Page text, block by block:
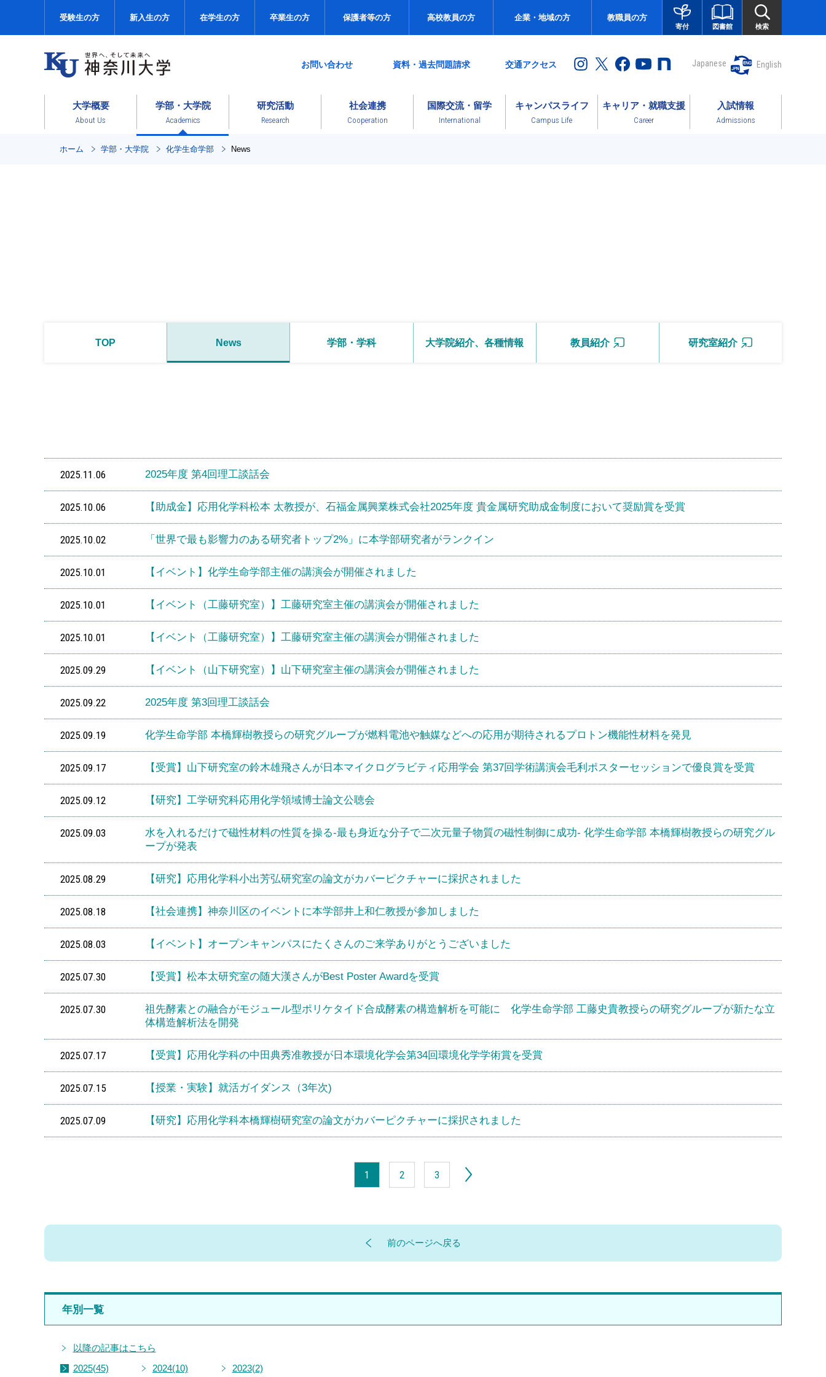
受験生の方 新入生の方 在学生の方 卒業生の方 保護者等の方 高校教員の方 企業・地域の方 教職員の方
寄付 図書館 検索
お問い合わせ 資料・過去問題請求 交通アクセス Japanese English
大学概要
About Us
学部・大学院
Academics
研究活動
Research
社会連携
Cooperation
国際交流・留学
International
キャンパスライフ
Campus Life
キャリア・就職支援
Career
入試情報
Admissions
ホーム 学部・大学院 化学生命学部 News
TOP News 学部・学科 大学院紹介、各種情報 教員紹介 研究室紹介
2025.11.06 2025年度 第4回理工談話会
2025.10.06 【助成金】応用化学科松本 太教授が、石福金属興業株式会社2025年度 貴金属研究助成金制度において奨励賞を受賞
2025.10.02 「世界で最も影響力のある研究者トップ2%」に本学部研究者がランクイン
2025.10.01 【イベント】化学生命学部主催の講演会が開催されました
2025.10.01 【イベント（工藤研究室）】工藤研究室主催の講演会が開催されました
2025.10.01 【イベント（工藤研究室）】工藤研究室主催の講演会が開催されました
2025.09.29 【イベント（山下研究室）】山下研究室主催の講演会が開催されました
2025.09.22 2025年度 第3回理工談話会
2025.09.19 化学生命学部 本橋輝樹教授らの研究グループが燃料電池や触媒などへの応用が期待されるプロトン機能性材料を発見
2025.09.17 【受賞】山下研究室の鈴木雄飛さんが日本マイクログラビティ応用学会 第37回学術講演会毛利ポスターセッションで優良賞を受賞
2025.09.12 【研究】工学研究科応用化学領域博士論文公聴会
2025.09.03
水を入れるだけで磁性材料の性質を操る-最も身近な分子で二次元量子物質の磁性制御に成功- 化学生命学部 本橋輝樹教授らの研究グル
ープが発表
2025.08.29 【研究】応用化学科小出芳弘研究室の論文がカバーピクチャーに採択されました
2025.08.18 【社会連携】神奈川区のイベントに本学部井上和仁教授が参加しました
2025.08.03 【イベント】オープンキャンパスにたくさんのご来学ありがとうございました
2025.07.30 【受賞】松本太研究室の随大漢さんがBest Poster Awardを受賞
2025.07.30
祖先酵素との融合がモジュール型ポリケタイド合成酵素の構造解析を可能に 化学生命学部 工藤史貴教授らの研究グループが新たな立
体構造解析法を開発
2025.07.17 【受賞】応用化学科の中田典秀准教授が日本環境化学会第34回環境化学学術賞を受賞
2025.07.15 【授業・実験】就活ガイダンス（3年次)
2025.07.09 【研究】応用化学科本橋輝樹研究室の論文がカバーピクチャーに採択されました
1 2 3
前のページへ戻る
年別一覧
以降の記事はこちら
2025(45) 2024(10) 2023(2)